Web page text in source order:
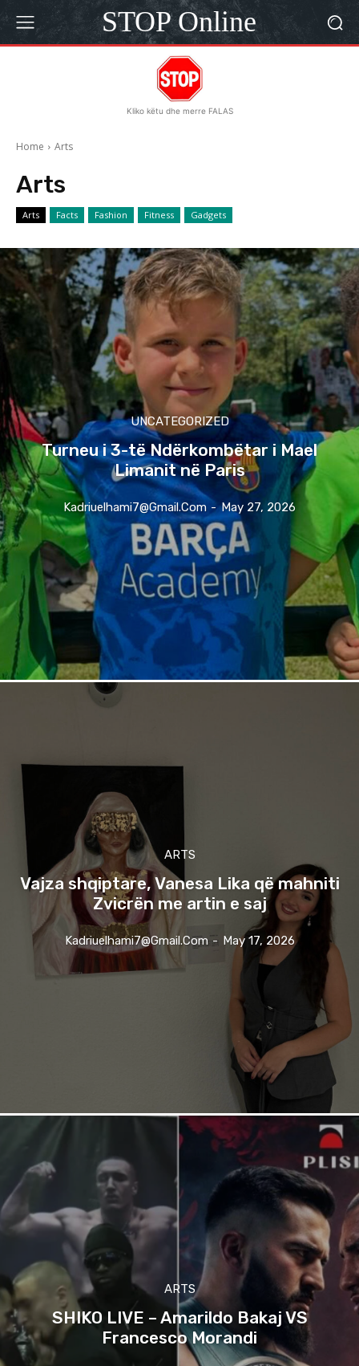
STOP Online
Kliko këtu dhe merre FALAS
Home Arts
Arts
Arts Facts Fashion Fitness Gadgets
UNCATEGORIZED
Turneu i 3-të Ndërkombëtar i Mael
Limanit në Paris
Kadriuelhami7@gmail.com - May 27, 2026
ARTS
Vajza shqiptare, Vanesa Lika që mahniti
Zvicrën me artin e saj
Kadriuelhami7@gmail.com - May 17, 2026
ARTS
SHIKO LIVE – Amarildo Bakaj VS
Francesco Morandi